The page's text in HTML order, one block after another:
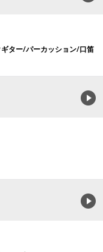
ター/パーカッション/口笛